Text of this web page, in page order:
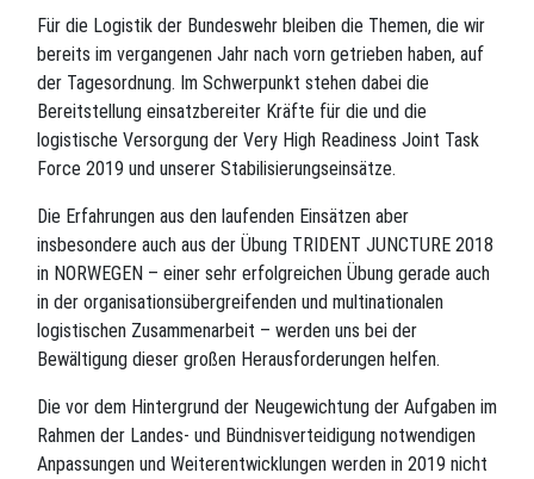
Für die Logistik der Bundeswehr bleiben die Themen, die wir
bereits im vergangenen Jahr nach vorn getrieben haben, auf
der Tagesordnung. Im Schwerpunkt stehen dabei die
Bereitstellung einsatzbereiter Kräfte für die und die
logistische Versorgung der Very High Readiness Joint Task
Force 2019 und unserer Stabilisierungseinsätze.
Die Erfahrungen aus den laufenden Einsätzen aber
insbesondere auch aus der Übung TRIDENT JUNCTURE 2018
in NORWEGEN – einer sehr erfolgreichen Übung gerade auch
in der organisationsübergreifenden und multinationalen
logistischen Zusammenarbeit – werden uns bei der
Bewältigung dieser großen Herausforderungen helfen.
Die vor dem Hintergrund der Neugewichtung der Aufgaben im
Rahmen der Landes- und Bündnisverteidigung notwendigen
Anpassungen und Weiterentwicklungen werden in 2019 nicht